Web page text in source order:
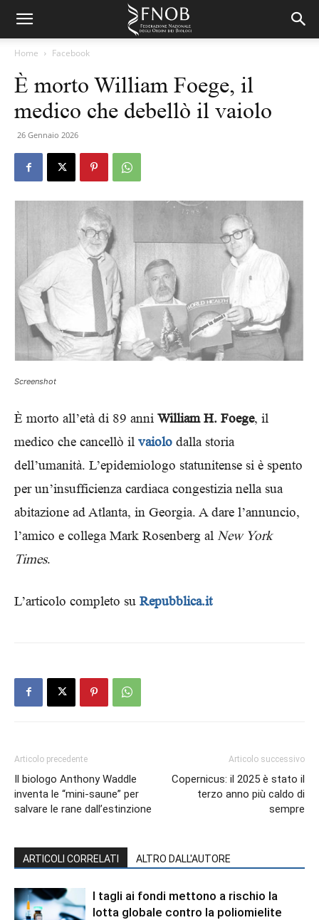
Home Facebook
È morto William Foege, il
medico che debellò il vaiolo
26 Gennaio 2026
Screenshot
È morto all’età di 89 anni William H. Foege, il
medico che cancellò il vaiolo dalla storia
dell’umanità. L’epidemiologo statunitense si è spento
per un’insufficienza cardiaca congestizia nella sua
abitazione ad Atlanta, in Georgia. A dare l’annuncio,
l’amico e collega Mark Rosenberg al New York
Times.
L’articolo completo su Repubblica.it
Articolo precedente
Il biologo Anthony Waddle
inventa le “mini-saune” per
salvare le rane dall’estinzione
Articolo successivo
Copernicus: il 2025 è stato il
terzo anno più caldo di
sempre
ARTICOLI CORRELATI ALTRO DALL'AUTORE
I tagli ai fondi mettono a rischio la
lotta globale contro la poliomielite